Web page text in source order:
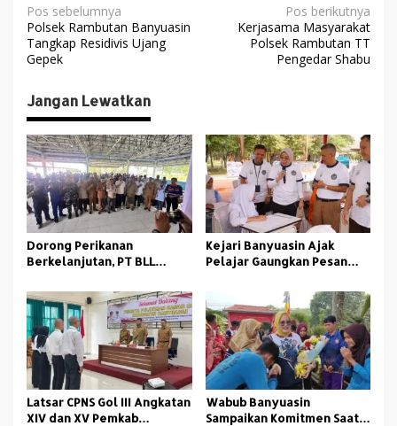
N
a
v
i
g
a
s
i
p
o
s
Pos sebelumnya
Polsek Rambutan Banyuasin
Tangkap Residivis Ujang
Gepek
Pos berikutnya
Kerjasama Masyarakat
Polsek Rambutan TT
Pengedar Shabu
Jangan Lewatkan
Dorong Perikanan
Berkelanjutan, PT BLL
dengan Pelatihan Alat
Tangkap
Kejari Banyuasin Ajak
Pelajar Gaungkan Pesan
Latsar CPNS Gol III Angkatan
XIV dan XV Pemkab
Wabub Banyuasin
Sampaikan Komitmen Saat